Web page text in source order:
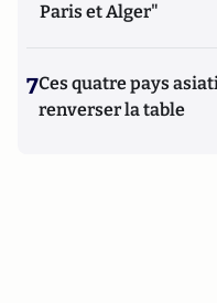
Paris et Alger"
7Ces quatre pays
renverser la table